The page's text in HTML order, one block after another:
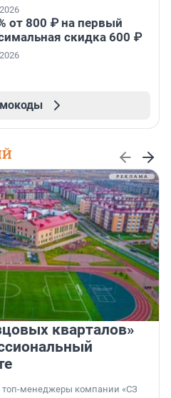
от 800 ₽ на первый
скидка 600 ₽
кварталов»
топ-менеджеры компании «СЗ